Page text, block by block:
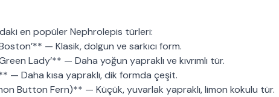
en popüler Nephrolepis türleri:
— Klasik, dolgun ve sarkıcı form.
Lady’** — Daha yoğun yapraklı ve kıvrımlı tür.
— Daha kısa yapraklı, dik formda çeşit.
Button Fern)** — Küçük, yuvarlak yapraklı, limon kokulu tür.